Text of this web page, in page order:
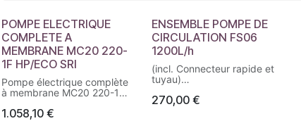
POMPE ELECTRIQUE
COMPLETE A
MEMBRANE MC20 220-
1F HP/ECO SRI
Pompe électrique complète
à membrane MC20 220-1F
pompage monophasé avec
1.058,10 €
ENSEMBLE POMPE DE
CIRCULATION FS06
1200L/h
(incl. Connecteur rapide et
tuyau)
préciser si la bague
270,00 €